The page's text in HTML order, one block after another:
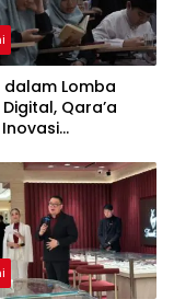
dalam Lomba
Qara’a